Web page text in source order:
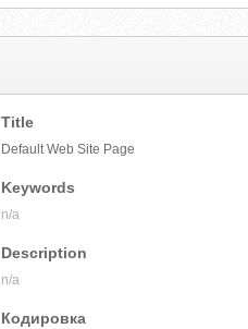
Title
Default Web Site Page
Keywords
n/a
Description
n/a
Кодировка